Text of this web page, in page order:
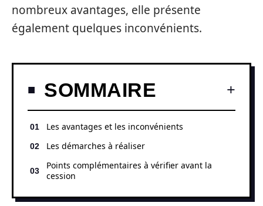
nombreux avantages, elle présente
également quelques inconvénients.
SOMMAIRE
Les avantages et les inconvénients
Les démarches à réaliser
Points complémentaires à vérifier avant la
cession